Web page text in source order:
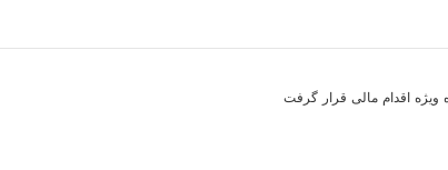
اقدام مالی قرار گرفت